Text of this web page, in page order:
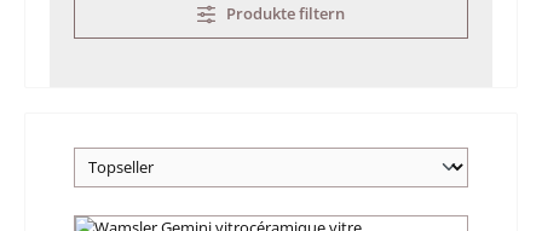
Produkte filtern